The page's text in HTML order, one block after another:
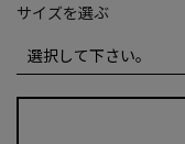
サイズを選ぶ